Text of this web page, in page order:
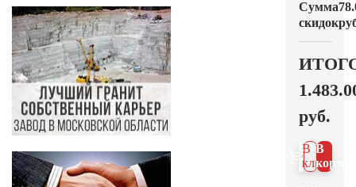
Сумма
скидок
руб.
В
В 1
клик